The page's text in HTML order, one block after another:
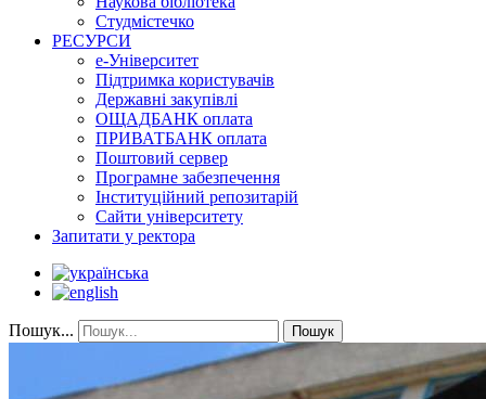
Студмістечко
РЕСУРСИ
е-Університет
Підтримка користувачів
Державні закупівлі
ОЩАДБАНК оплата
ПРИВАТБАНК оплата
Поштовий сервер
Програмне забезпечення
Інституційний репозитарій
Сайти університету
Запитати у ректора
Пошук... Пошук